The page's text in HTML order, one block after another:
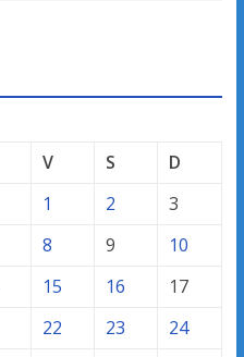
V S
D
1
2
3
8 9
10
15 16
17
22 23
24